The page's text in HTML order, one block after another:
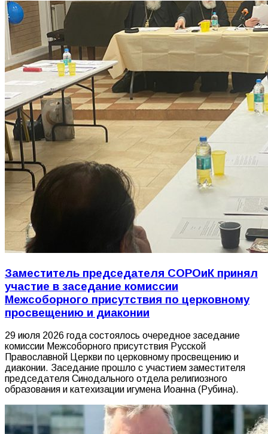
Заместитель председателя СОРОиК принял
участие в заседание комиссии
Межсоборного присутствия по церковному
просвещению и диаконии
29 июля 2026 года состоялось очередное заседание
комиссии Межсоборного присутствия Русской
Православной Церкви по церковному просвещению и
диаконии. Заседание прошло с участием заместителя
председателя Синодального отдела религиозного
образования и катехизации игумена Иоанна (Рубина).